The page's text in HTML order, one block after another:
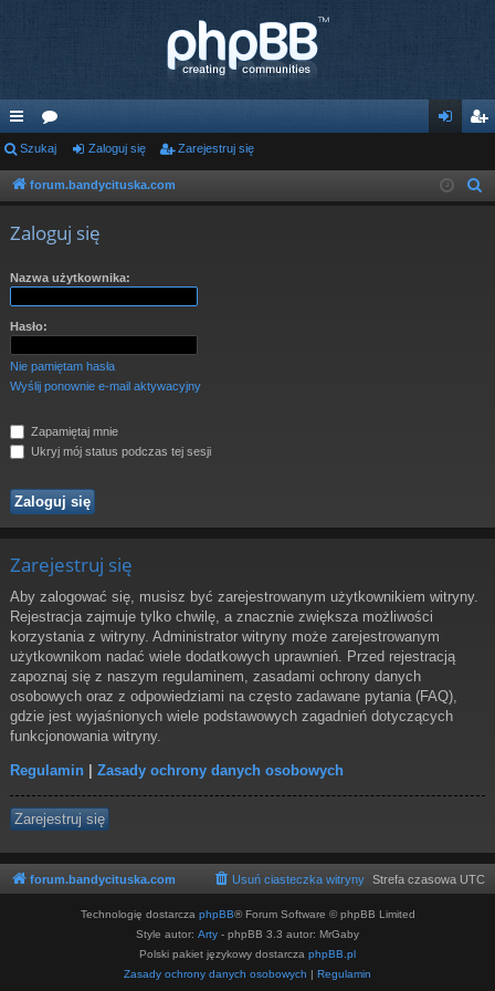
ię
ce
or
a og ej
Szukaj Zaloguj się Zarejestruj się
forum.bandycituska.com
Zaloguj się
Nazwa użytkownika:
Hasło:
Nie pamiętam hasła
Wyślij ponownie e-mail aktywacyjny
Zapamiętaj mnie
Ukryj mój status podczas tej sesji
Zarejestruj się
Aby zalogować się, musisz być zarejestrowanym użytkownikiem witryny.
Rejestracja zajmuje tylko chwilę, a znacznie zwiększa możliwości
korzystania z witryny. Administrator witryny może zarejestrowanym
użytkownikom nadać wiele dodatkowych uprawnień. Przed rejestracją
zapoznaj się z naszym regulaminem, zasadami ochrony danych
osobowych oraz z odpowiedziami na często zadawane pytania (FAQ),
gdzie jest wyjaśnionych wiele podstawowych zagadnień dotyczących
funkcjonowania witryny.
Regulamin | Zasady ochrony danych osobowych
Zarejestruj się
forum.bandycituska.com Strefa czasowa UTC
Usuń ciasteczka witryny
Technologię dostarcza phpBB® Forum Software © phpBB Limited
Style autor: Arty - phpBB 3.3 autor: MrGaby
Polski pakiet językowy dostarcza phpBB.pl
Zasady ochrony danych osobowych | Regulamin